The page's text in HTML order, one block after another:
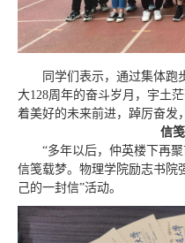
同学们表示，通过集体跑
大128周年的奋斗岁月，宇土
着美好的未来前进，踔厉奋发
信
“多年以后，仲英楼下再
信笺载梦。物理学院励志书院
己的一封信”活动。